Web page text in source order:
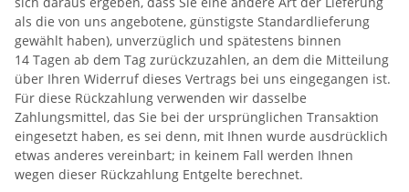
als die von uns angebotene, günstigste Standardlieferung
gewählt haben), unverzüglich und spätestens binnen
14 Tagen ab dem Tag zurückzuzahlen, an dem die Mitteilung
über Ihren Widerruf dieses Vertrags bei uns eingegangen ist.
Für diese Rückzahlung verwenden wir dasselbe
Zahlungsmittel, das Sie bei der ursprünglichen Transaktion
eingesetzt haben, es sei denn, mit Ihnen wurde ausdrücklich
etwas anderes vereinbart; in keinem Fall werden Ihnen
wegen dieser Rückzahlung Entgelte berechnet.